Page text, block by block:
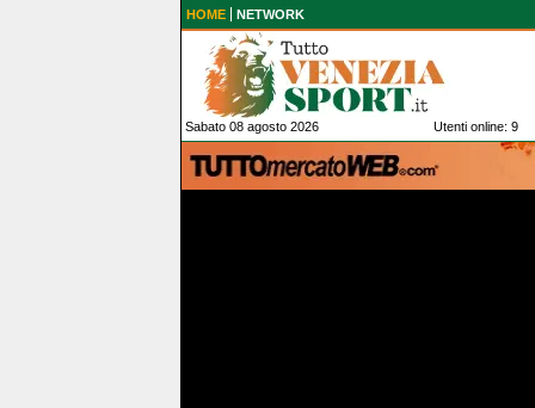
HOME NETWORK
Sabato 08 agosto 2026 Utenti online: 9